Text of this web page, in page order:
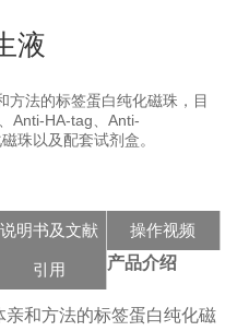
液
方法的标签蛋白纯化磁珠，目
Anti-HA-tag、Anti-
珠以及配套试剂盒。
说明书及文献
引用
操作视频
产品介绍
亲和方法的标签蛋白纯化磁